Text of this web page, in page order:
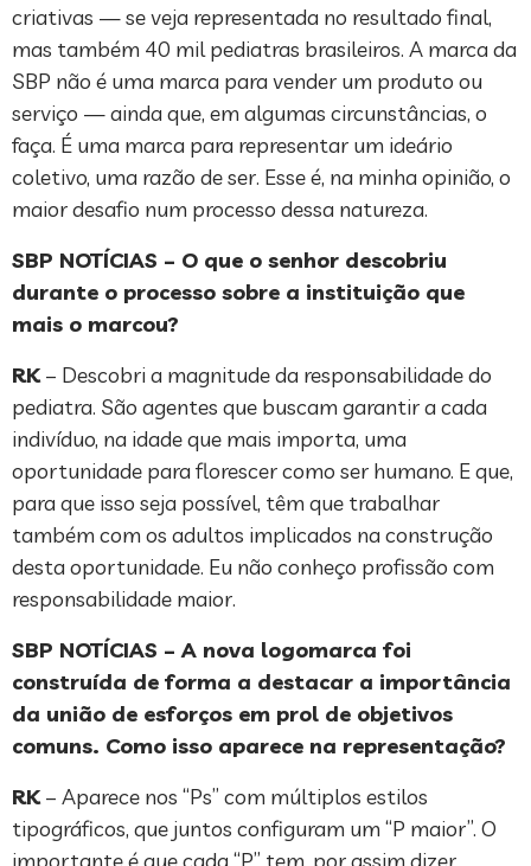
criativas — se veja representada no resultado final,
mas também 40 mil pediatras brasileiros. A marca da
SBP não é uma marca para vender um produto ou
serviço — ainda que, em algumas circunstâncias, o
faça. É uma marca para representar um ideário
coletivo, uma razão de ser. Esse é, na minha opinião, o
maior desafio num processo dessa natureza.
SBP NOTÍCIAS – O que o senhor descobriu
durante o processo sobre a instituição que
mais o marcou?
RK– Descobri a magnitude da responsabilidade do
pediatra. São agentes que buscam garantir a cada
indivíduo, na idade que mais importa, uma
oportunidade para florescer como ser humano. E que,
para que isso seja possível, têm que trabalhar
também com os adultos implicados na construção
desta oportunidade. Eu não conheço profissão com
responsabilidade maior.
SBP NOTÍCIAS – A nova logomarca foi
construída de forma a destacar a importância
da união de esforços em prol de objetivos
comuns. Como isso aparece na representação?
RK– Aparece nos “Ps” com múltiplos estilos
tipográficos, que juntos configuram um “P maior”. O
importante é que cada “P” tem, por assim dizer,